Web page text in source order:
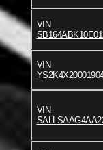
VIN
VIN
VIN